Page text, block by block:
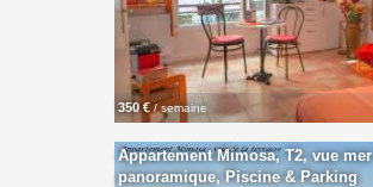
350 € / semaine
Appartement Mimosa, T2, vue mer
panoramique, Piscine & Parking